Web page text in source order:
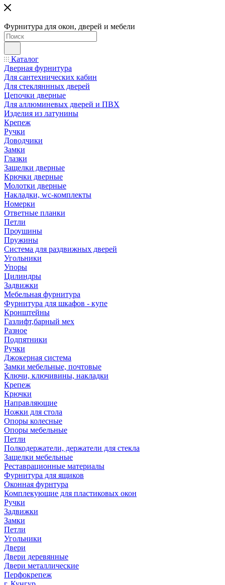
Фурнитура для окон, дверей и мебели
Каталог
Дверная фурнитура
Для сантехнических кабин
Для стекляннных дверей
Цепочки дверные
Для аллюминевых дверей и ПВХ
Изделия из латунины
Крепеж
Ручки
Доводчики
Замки
Глазки
Защелки дверные
Крючки дверные
Молотки дверные
Накладки, wc-комплекты
Номерки
Ответные планки
Петли
Проушины
Пружины
Система для раздвижных дверей
Угольники
Упоры
Цилиндры
Задвижки
Мебельная фурнитура
Фурнитура для шкафов - купе
Кронштейны
Газлифт,барный мех
Разное
Подпятники
Ручки
Джокерная система
Замки мебельные, почтовые
Ключи, ключивины, накладки
Крепеж
Крючки
Направляющие
Ножки для стола
Опоры колесные
Опоры мебельные
Петли
Полкодержатели, держатели для стекла
Защелки мебельные
Реставрационные материалы
Фурнитура для ящиков
Оконная фурнтура
Комплекующие для пластиковых окон
Ручки
Задвижки
Замки
Петли
Угольники
Двери
Двери деревянные
Двери металлические
Перфокрепеж